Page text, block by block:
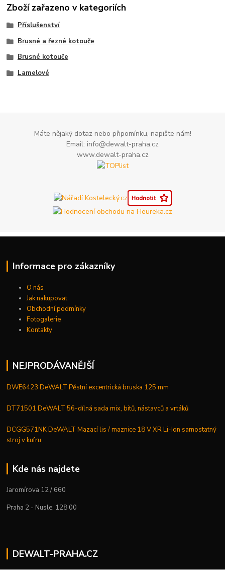
Zboží zařazeno v kategoriích
Příslušenství
Brusné a řezné kotouče
Brusné kotouče
Lamelové
Máte nějaký dotaz nebo připomínku, napište nám!
Email: info@dewalt-praha.cz
www.dewalt-praha.cz
Informace pro zákazníky
O nás
Jak nakupovat
Obchodní podmínky
Fotogalerie
Kontakty
NEJPRODÁVANĚJŠÍ
DWE6423 DeWALT Pěstní excentrická bruska 125 mm
DT71501 DeWALT 56-dílná sada mix, bitů, nástavců a vrtáků
DCGG571NK DeWALT Mazací lis / maznice 18 V XR Li-Ion samostatný
stroj v kufru
Kde nás najdete
Jaromírova 12 / 660
Praha 2 - Nusle, 128 00
DEWALT-PRAHA.CZ